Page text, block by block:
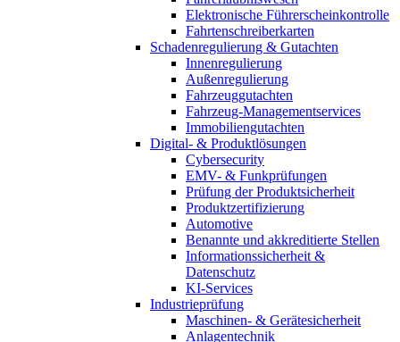
Elektronische Führerscheinkontrolle
Fahrtenschreiberkarten
Schadenregulierung & Gutachten
Innenregulierung
Außenregulierung
Fahrzeuggutachten
Fahrzeug-Managementservices
Immobiliengutachten
Digital- & Produktlösungen
Cybersecurity
EMV- & Funkprüfungen
Prüfung der Produktsicherheit
Produktzertifizierung
Automotive
Benannte und akkreditierte Stellen
Informationssicherheit &
Datenschutz
KI-Services
Industrieprüfung
Maschinen- & Gerätesicherheit
Anlagentechnik